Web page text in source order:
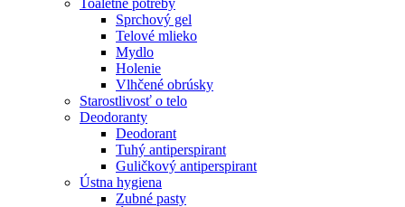
Sprchový gel
Telové mlieko
Mydlo
Holenie
Vlhčené obrúsky
Starostlivosť o telo
Deodoranty
Deodorant
Tuhý antiperspirant
Guličkový antiperspirant
Ústna hygiena
Zubné pasty